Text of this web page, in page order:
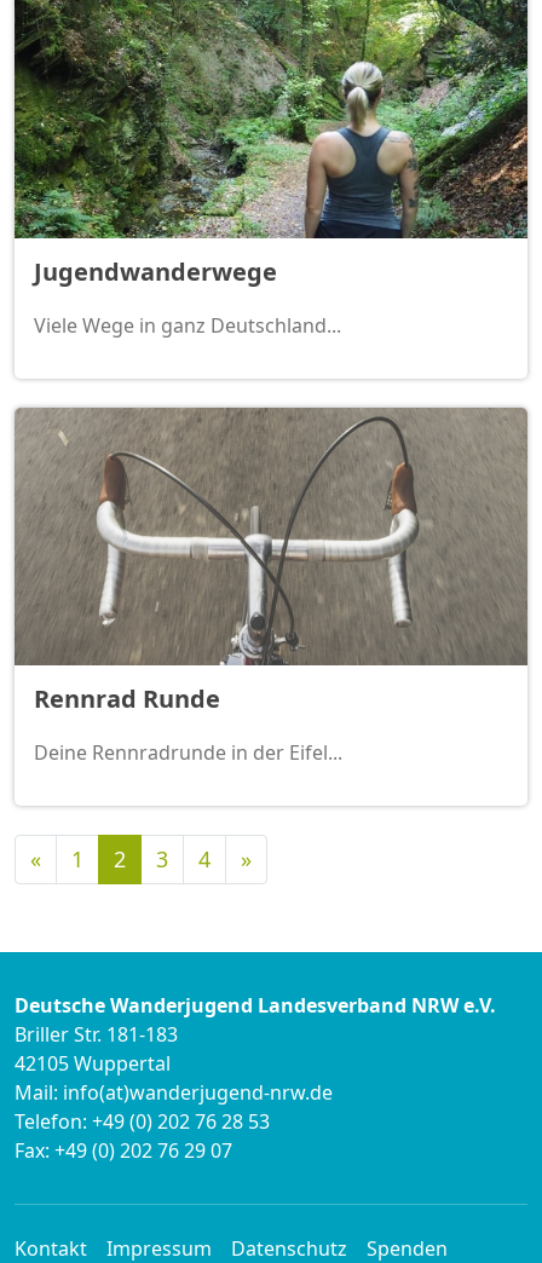
Jugendwanderwege
Viele Wege in ganz Deutschland...
Rennrad Runde
Deine Rennradrunde in der Eifel...
«Vorherige
1 2 3 4 »Nächste
Deutsche Wanderjugend Landesverband NRW e.V.
Briller Str. 181-183
42105 Wuppertal
Mail: info(at)wanderjugend-nrw.de
Telefon: +49 (0) 202 76 28 53
Fax: +49 (0) 202 76 29 07
Kontakt Impressum Datenschutz Spenden